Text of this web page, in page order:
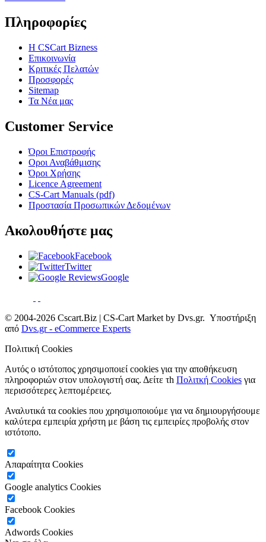
Πληροφορίες
Η CSCart Bizness
Επικοινωνία
Κριτικές Πελατών
Προσφορές
Sitemap
Τα Νέα μας
Customer Service
Όροι Επιστροφής
Οροι Αναβάθμισης
Όροι Χρήσης
Licence Agreement
CS-Cart Manuals (pdf)
Προστασία Προσωπικών Δεδομένων
Ακολουθήστε μας
Facebook
Twitter
Google
© 2004-2026 Cscart.Biz | CS-Cart Market by Dvs.gr. Υποστήριξη
από Dvs.gr - eCommerce Experts
Πολιτική Cookies
Αυτός ο ιστότοπος χρησιμοποιεί cookies για την αποθήκευση
πληροφοριών στον υπολογιστή σας. Δείτε τh Πολιτκή Cookies για
περισσότερες λεπτομέρειες.
Αναλυτικά τα cookies που χρησιμοποιούμε για να δημιουργήσουμε
καλύτερα εμπειρία χρήστη με βάση τις εμπειρίες προβολής στον
ιστότοπο.
Απαραίτητα Cookies
Google analytics Cookies
Facebook Cookies
Adwords Cookies